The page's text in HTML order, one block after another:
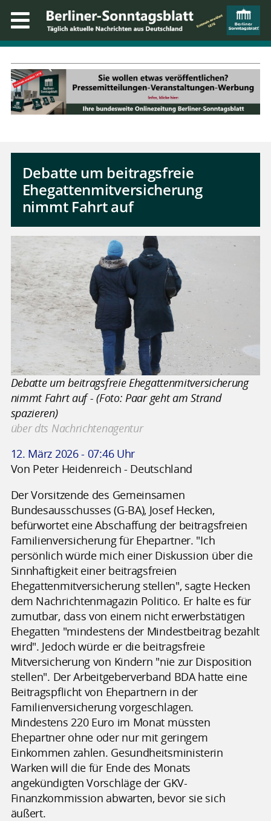
Debatte um beitragsfreie
Ehegattenmitversicherung
nimmt Fahrt auf
Debatte um beitragsfreie Ehegattenmitversicherung
nimmt Fahrt auf - (Foto: Paar geht am Strand
spazieren)
über dts Nachrichtenagentur
12. März 2026 - 07:46 Uhr
Von Peter Heidenreich - Deutschland
Der Vorsitzende des Gemeinsamen
Bundesausschusses (G-BA), Josef Hecken,
befürwortet eine Abschaffung der beitragsfreien
Familienversicherung für Ehepartner. "Ich
persönlich würde mich einer Diskussion über die
Sinnhaftigkeit einer beitragsfreien
Ehegattenmitversicherung stellen", sagte Hecken
dem Nachrichtenmagazin Politico. Er halte es für
zumutbar, dass von einem nicht erwerbstätigen
Ehegatten "mindestens der Mindestbeitrag bezahlt
wird". Jedoch würde er die beitragsfreie
Mitversicherung von Kindern "nie zur Disposition
stellen". Der Arbeitgeberverband BDA hatte eine
Beitragspflicht von Ehepartnern in der
Familienversicherung vorgeschlagen.
Mindestens 220 Euro im Monat müssten
Ehepartner ohne oder nur mit geringem
Einkommen zahlen. Gesundheitsministerin
Warken will die für Ende des Monats
angekündigten Vorschläge der GKV-
Finanzkommission abwarten, bevor sie sich
äußert.